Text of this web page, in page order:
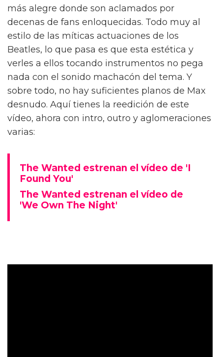
más alegre donde son aclamados por
decenas de fans enloquecidas. Todo muy al
estilo de las míticas actuaciones de los
Beatles, lo que pasa es que esta estética y
verles a ellos tocando instrumentos no pega
nada con el sonido machacón del tema. Y
sobre todo, no hay suficientes planos de Max
desnudo. Aquí tienes la reedición de este
vídeo, ahora con intro, outro y aglomeraciones
varias:
The Wanted estrenan el vídeo de 'I
Found You'
The Wanted estrenan el vídeo de
'We Own The Night'